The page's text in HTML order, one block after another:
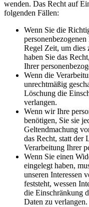
wenden. Das Recht auf
folgenden Fällen:
Wenn Sie die
Regel Zeit, um dies
haben Sie das
Ihrer
Wenn die
unrechtmäßig
Löschung die
verlangen.
Wenn wir Ihre
benötigen, Sie sie
Geltendmachung
das Recht, statt der
Verarbeitung Ihrer
Wenn Sie einen
eingelegt haben,
unseren Interessen
feststeht, wessen
die Einschränkung
Daten zu verlangen.